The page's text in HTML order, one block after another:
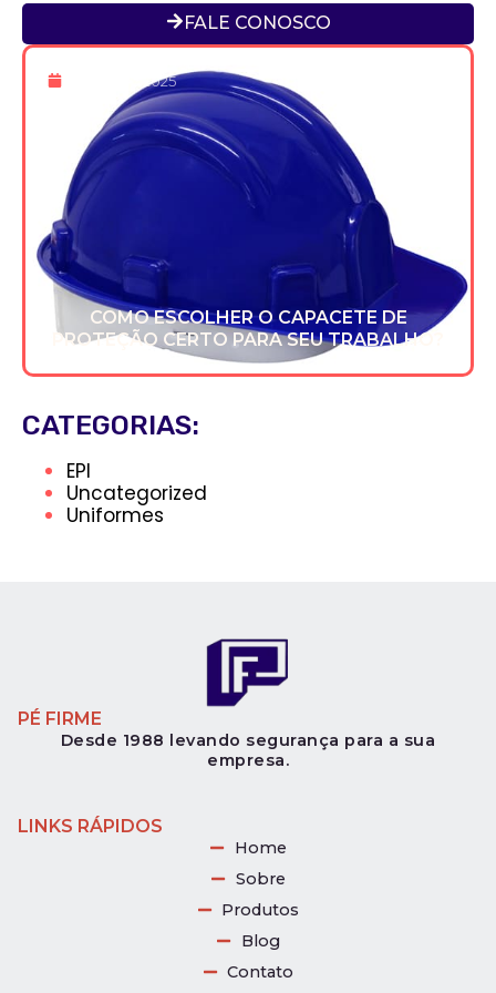
FALE CONOSCO
16 De Dez 2025
COMO ESCOLHER O CAPACETE DE
PROTEÇÃO CERTO PARA SEU TRABALHO?
CATEGORIAS:
EPI
Uncategorized
Uniformes
PÉ FIRME
Desde 1988 levando segurança para a sua
empresa.
LINKS RÁPIDOS
Home
Sobre
Produtos
Blog
Contato